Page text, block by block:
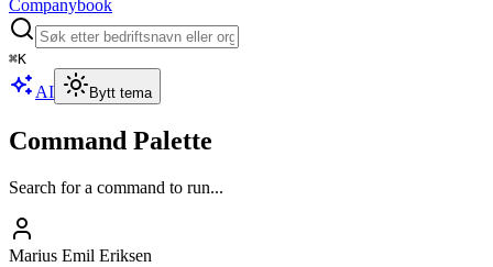
Companybook
⌘K
AI Bytt tema
Command Palette
Search for a command to run...
Marius Emil Eriksen